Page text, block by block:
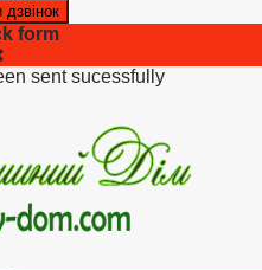
form
sent sucessfully